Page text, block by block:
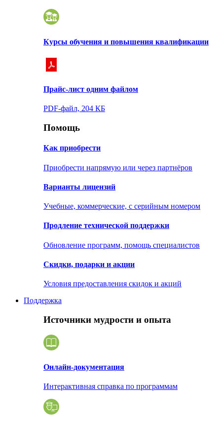
Курсы обучения и повышения квалификации
Прайс-лист одним файлом
PDF-файл, 204 КБ
Помощь
Как приобрести
Приобрести напрямую или через партнёров
Варианты лицензий
Учебные, коммерческие, с серийным номером
Продление технической поддержки
Обновление программ, помощь специалистов
Скидки, подарки и акции
Условия предоставления скидок и акций
Поддержка
Источники мудрости и опыта
Онлайн-документация
Интерактивная справка по программам